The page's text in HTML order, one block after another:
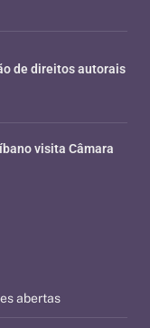
abertas
de direitos autorais
visita Câmara